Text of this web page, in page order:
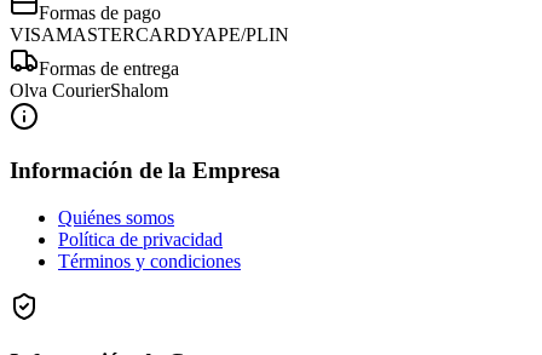
Formas de pago
VISAMASTERCARDYAPE/PLIN
Formas de entrega
Olva CourierShalom
Información de la Empresa
Quiénes somos
Política de privacidad
Términos y condiciones